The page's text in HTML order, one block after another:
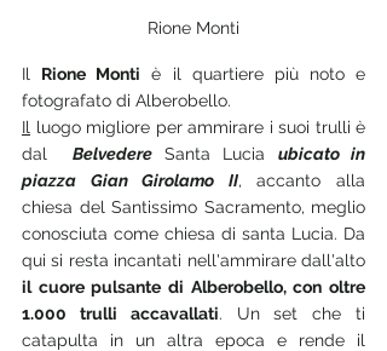
Rione Monti
Il Rione Monti è il quartiere più noto e
fotografato di Alberobello.
Il luogo migliore per ammirare i suoi trulli è
dal Belvedere Santa Lucia ubicato in
piazza Gian Girolamo II, accanto alla
chiesa del Santissimo Sacramento, meglio
conosciuta come chiesa di santa Lucia. Da
il cuore pulsante di Alberobello, con oltre
1.000 trulli accavallati. Un set che ti
catapulta in un altra epoca e rende il